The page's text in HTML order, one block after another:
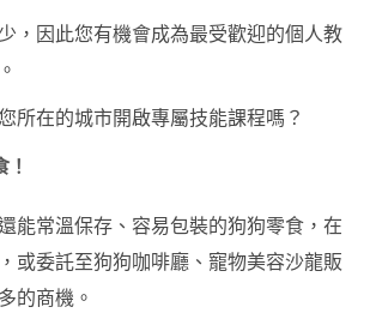
證書
菓子
程
，因此您有機會成為最受歡迎的個人教
所在的城市開啟專屬技能課程嗎？
能常溫保存、容易包裝的狗狗零食，在
或委託至狗狗咖啡廳、寵物美容沙龍販
的商機。